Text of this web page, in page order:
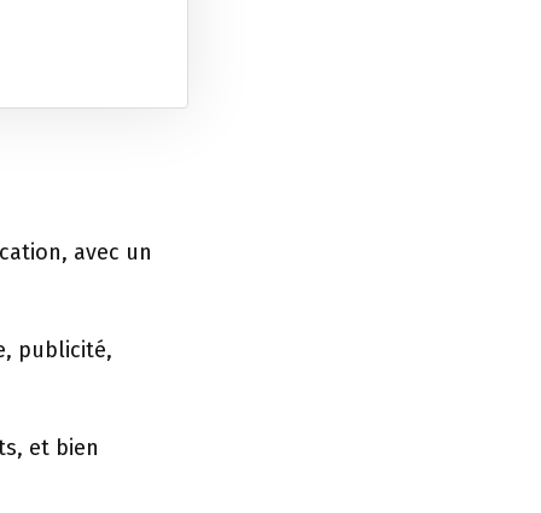
avec un
publicité,
et bien